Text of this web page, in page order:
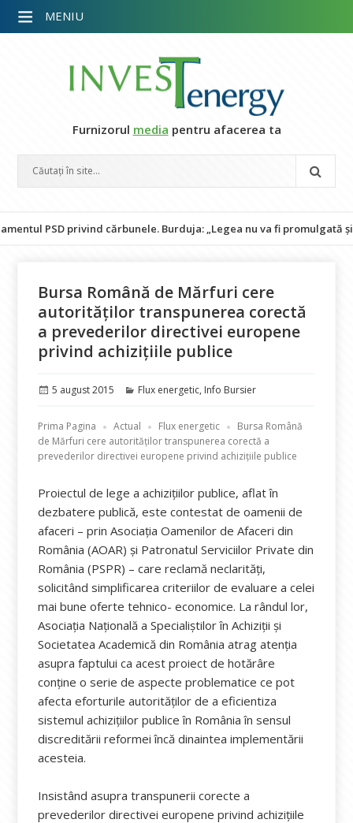
Furnizorul media pentru afacerea ta
privind cărbunele. Burduja: „Legea nu va fi promulgată și pune
Bursa Română de Mărfuri cere
autorităților transpunerea corectă
a prevederilor directivei europene
privind achizițiile publice
Publicat
5 august 2015 Categorii
Flux energetic, Info Bursier
Prima Pagina Actual Flux energetic
Bursa Română
de Mărfuri cere autorităților transpunerea corectă a
prevederilor directivei europene privind achizițiile publice
Proiectul de lege a achizițiilor publice, aflat în
dezbatere publică, este contestat de oamenii de
afaceri – prin Asociaţia Oamenilor de Afaceri din
România (AOAR) şi Patronatul Serviciilor Private din
România (PSPR) – care reclamă neclarităţi,
solicitând simplificarea criteriilor de evaluare a celei
mai bune oferte tehnico- economice. La rândul lor,
Asociația Națională a Specialiștilor în Achiziții și
Societatea Academică din România atrag atenția
asupra faptului ca acest proiect de hotărâre
conține o serie de aspecte problematice ce pot
afecta eforturile autorităților de a eficientiza
sistemul achizițiilor publice în România în sensul
discreditării reformei încă dinaintea implementării
acesteia.
Insistând asupra transpunerii corecte a
prevederilor directivei europene privind achizițiile
MENIU